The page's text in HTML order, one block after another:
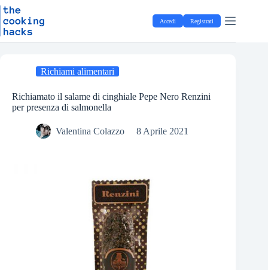
S
t
Salta
al
contenuto
Accedi Registrati
Richiami alimentari
Richiamato il salame di cinghiale Pepe Nero Renzini
per presenza di salmonella
Valentina Colazzo 8 Aprile 2021